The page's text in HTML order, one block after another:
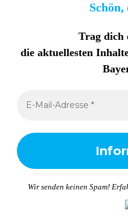
Trag dich
die aktuellesten
Wir senden keinen Spam!